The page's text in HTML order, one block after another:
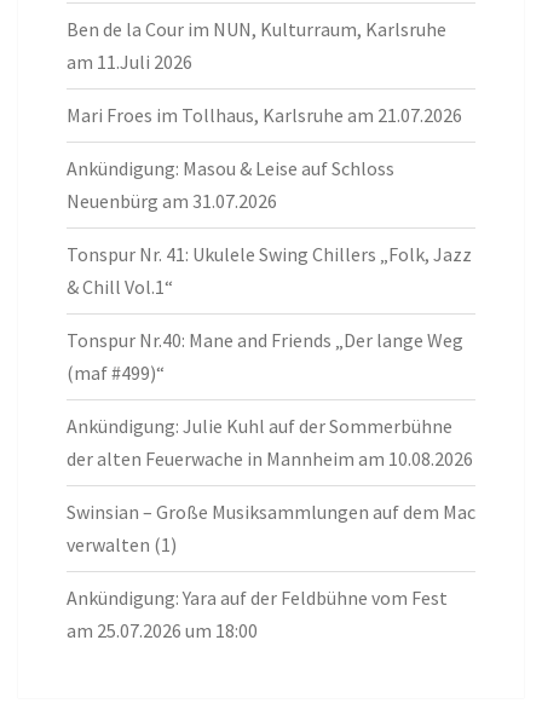
Ben de la Cour im NUN, Kulturraum, Karlsruhe
am 11.Juli 2026
Mari Froes im Tollhaus, Karlsruhe am 21.07.2026
Ankündigung: Masou & Leise auf Schloss
Neuenbürg am 31.07.2026
Tonspur Nr. 41: Ukulele Swing Chillers „Folk, Jazz
& Chill Vol.1“
Tonspur Nr.40: Mane and Friends „Der lange Weg
(maf #499)“
Ankündigung: Julie Kuhl auf der Sommerbühne
der alten Feuerwache in Mannheim am 10.08.2026
Swinsian – Große Musiksammlungen auf dem Mac
verwalten (1)
Ankündigung: Yara auf der Feldbühne vom Fest
am 25.07.2026 um 18:00